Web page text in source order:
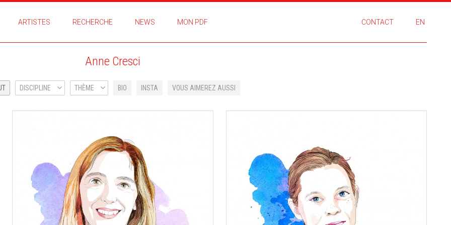
ARTISTES RECHERCHE NEWS MON PDF CONTACT EN
Anne Cresci
DISCIPLINE THÈME BIO INSTA VOUS AIMEREZ AUSSI